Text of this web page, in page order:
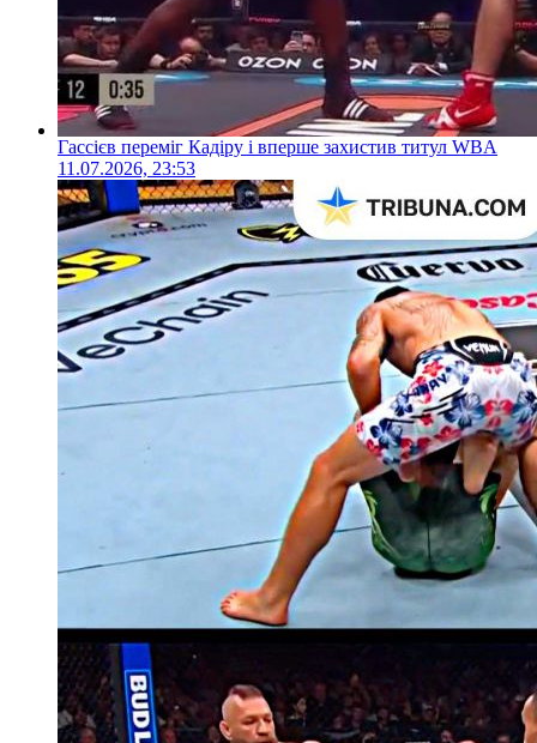
Гассієв переміг Кадіру і вперше захистив титул WBA
11.07.2026, 23:53